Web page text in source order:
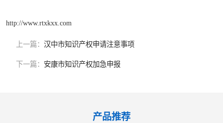
http://www.rtxkxx.com
上一篇： 汉中市知识产权申请注意事项
下一篇： 安康市知识产权加急申报
产品推荐